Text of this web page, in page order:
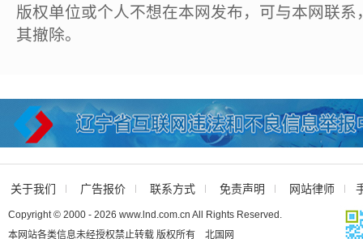
版权单位或个人不想在本网发布，可与本网联
其撤除。
关于我们 广告报价 联系方式 免责声明 网站律师
Copyright © 2000 - 2026 www.lnd.com.cn All Rights Reserved.
本网站各类信息未经授权禁止转载 版权所有 北国网